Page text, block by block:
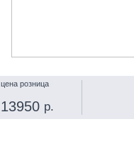
цена розница
13950 р.